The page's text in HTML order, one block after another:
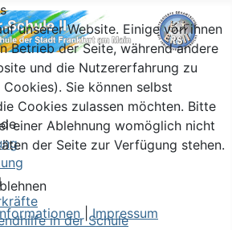
in der Schule
unserer Website. Einige von ihnen
Betrieb der Seite, während andere
und die Nutzererfahrung zu
Sie können selbst
Cookies zulassen möchten. Bitte
einer Ablehnung womöglich nicht
der Seite zur Verfügung stehen.
|Impressum